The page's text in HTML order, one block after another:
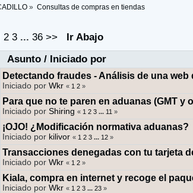
» Consultas de compras en tiendas
2 3 ... 36 >>
Ir Abajo
Asunto/ Iniciado por
Detectando fraudes - Análisis de una web
Iniciado porWkr « 1 2 »
Para que no te paren en aduanas (GMT y
Iniciado porShiring « 1 2 3 ... 11 »
¡OJO! ¿Modificación normativa aduanas?
Iniciado por kilivor « 1 2 3 ... 12 »
Transacciones denegadas con tu tarjeta
Iniciado porWkr « 1 2 »
Kiala, compra en internet y recoge el
Iniciado porWkr « 1 2 3 ...23 »